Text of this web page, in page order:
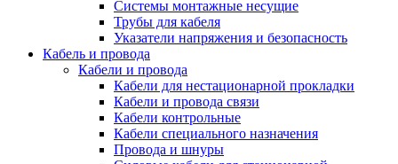
Системы монтажные несущие
Трубы для кабеля
Указатели напряжения и безопасность
Кабель и провода
Кабели и провода
Кабели для нестационарной прокладки
Кабели и провода связи
Кабели контрольные
Кабели специального назначения
Провода и шнуры